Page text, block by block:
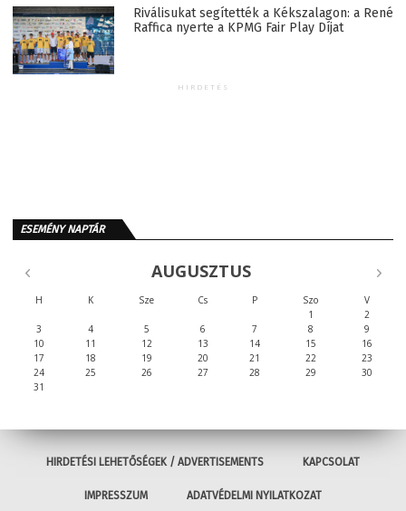
Riválisukat segítették a Kékszalagon: a René
Raffica nyerte a KPMG Fair Play Díjat
HIRDETÉS
ESEMÉNY NAPTÁR
AUGUSZTUS
H K Sze Cs P Szo
V
1
2
3
4 5 6 7 8
9
10
11 12 13 14 15
16
17
18 19 20 21 22
23
24
25 26 27 28 29
30
31
HIRDETÉSI LEHETŐSÉGEK / ADVERTISEMENTS KAPCSOLAT
IMPRESSZUM ADATVÉDELMI NYILATKOZAT